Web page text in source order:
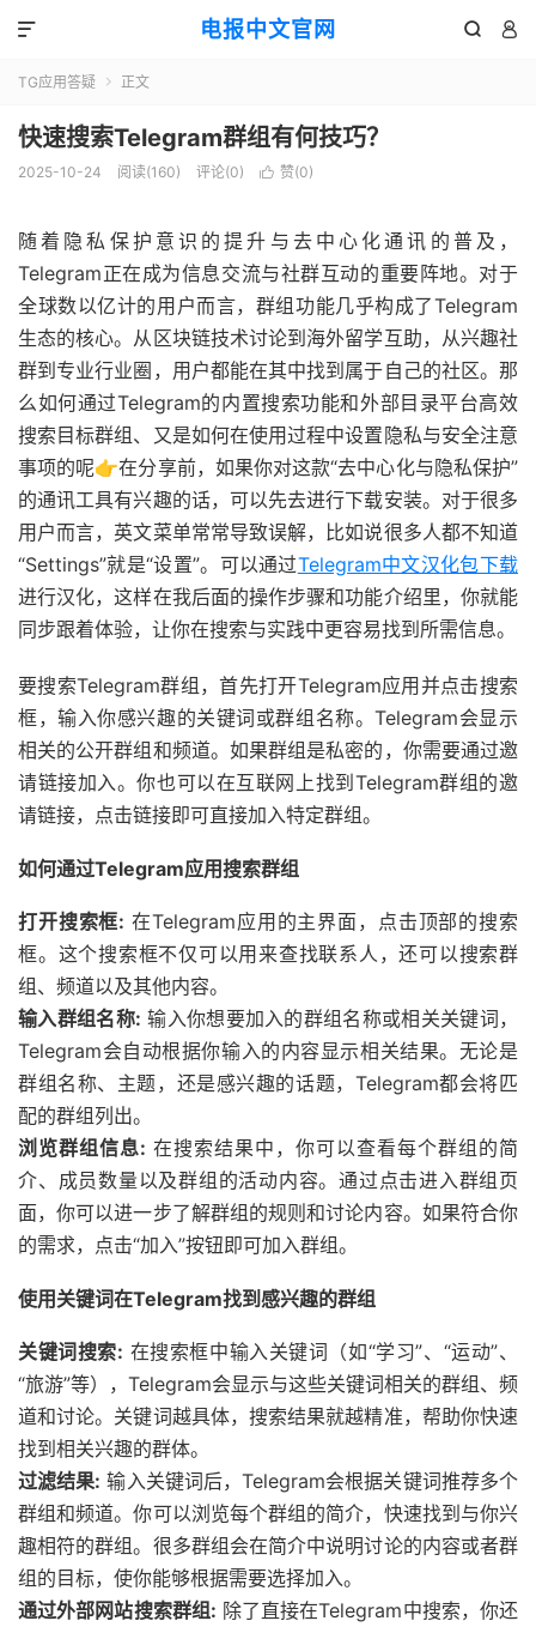
电报中文官网  

TG应用答疑  正文
快速搜索Telegram群组有何技巧？
2025-10-24 阅读(160) 评论(0)  赞(0)
随着隐私保护意识的提升与去中心化通讯的普及，
Telegram正在成为信息交流与社群互动的重要阵地。对于
全球数以亿计的用户而言，群组功能几乎构成了Telegram
生态的核心。从区块链技术讨论到海外留学互助，从兴趣社
群到专业行业圈，用户都能在其中找到属于自己的社区。那
么如何通过Telegram的内置搜索功能和外部目录平台高效
搜索目标群组、又是如何在使用过程中设置隐私与安全注意
事项的呢👉在分享前，如果你对这款“去中心化与隐私保护”
的通讯工具有兴趣的话，可以先去进行下载安装。对于很多
用户而言，英文菜单常常导致误解，比如说很多人都不知道
“Settings”就是“设置”。可以通过Telegram中文汉化包下载
进行汉化，这样在我后面的操作步骤和功能介绍里，你就能
同步跟着体验，让你在搜索与实践中更容易找到所需信息。
要搜索Telegram群组，首先打开Telegram应用并点击搜索
框，输入你感兴趣的关键词或群组名称。Telegram会显示
相关的公开群组和频道。如果群组是私密的，你需要通过邀
请链接加入。你也可以在互联网上找到Telegram群组的邀
请链接，点击链接即可直接加入特定群组。
如何通过Telegram应用搜索群组
打开搜索框: 在Telegram应用的主界面，点击顶部的搜索
框。这个搜索框不仅可以用来查找联系人，还可以搜索群
组、频道以及其他内容。
输入群组名称: 输入你想要加入的群组名称或相关关键词，
Telegram会自动根据你输入的内容显示相关结果。无论是
群组名称、主题，还是感兴趣的话题，Telegram都会将匹
配的群组列出。
浏览群组信息: 在搜索结果中，你可以查看每个群组的简
介、成员数量以及群组的活动内容。通过点击进入群组页
面，你可以进一步了解群组的规则和讨论内容。如果符合你
的需求，点击“加入”按钮即可加入群组。
使用关键词在Telegram找到感兴趣的群组
关键词搜索: 在搜索框中输入关键词（如“学习”、“运动”、
“旅游”等），Telegram会显示与这些关键词相关的群组、频
道和讨论。关键词越具体，搜索结果就越精准，帮助你快速
找到相关兴趣的群体。
过滤结果: 输入关键词后，Telegram会根据关键词推荐多个
群组和频道。你可以浏览每个群组的简介，快速找到与你兴
趣相符的群组。很多群组会在简介中说明讨论的内容或者群
组的目标，使你能够根据需要选择加入。
通过外部网站搜索群组: 除了直接在Telegram中搜索，你还